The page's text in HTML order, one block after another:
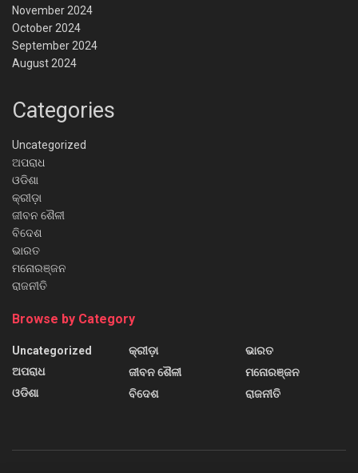
November 2024
October 2024
September 2024
August 2024
Categories
Uncategorized
ଅପରାଧ
ଓଡିଶା
କ୍ରୀଡ଼ା
ଜୀବନ ଶୈଳୀ
ବିଦେଶ
ଭାରତ
ମନୋରଞ୍ଜନ
ରାଜନୀତି
Browse by Category
Uncategorized
ଅପରାଧ
ଓଡିଶା
କ୍ରୀଡ଼ା
ଜୀବନ ଶୈଳୀ
ବିଦେଶ
ଭାରତ
ମନୋରଞ୍ଜନ
ରାଜନୀତି